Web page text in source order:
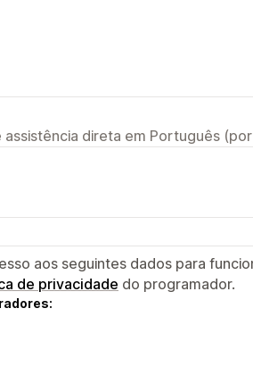
direta em Português
aos seguintes dados para
de privacidade do programador.